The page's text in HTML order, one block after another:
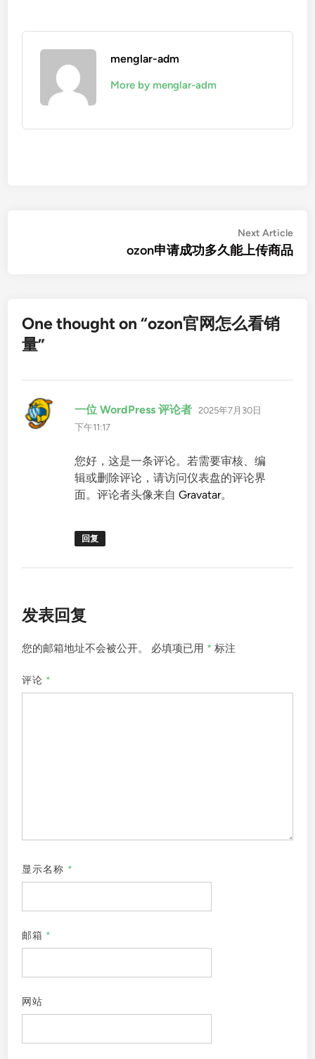
menglar-adm
More by menglar-adm
Next Article
ozon申请成功多久能上传商品
One thought on “ozon官网怎么看销
量”
一位 WordPress 评论者 说
道：
2025年7月30日
下午11:17
您好，这是一条评论。若需要审核、编
辑或删除评论，请访问仪表盘的评论界
面。评论者头像来自Gravatar。
回复
发表回复
您的邮箱地址不会被公开。 必填项已用 * 标注
评论 *
显示名称 *
邮箱 *
网站